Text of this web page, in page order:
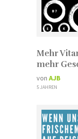
Mehr
mehr
von AJB
5 JAHREN